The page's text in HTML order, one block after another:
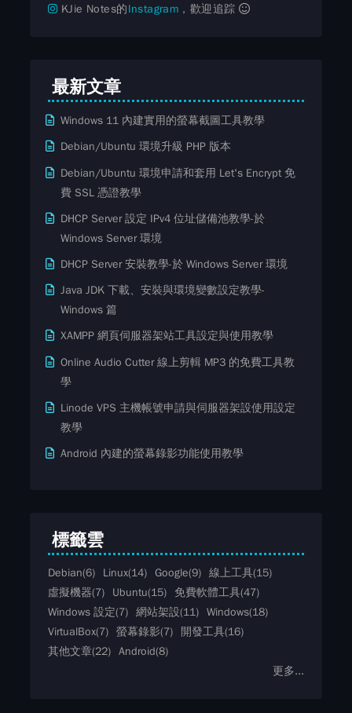
KJie Notes的Instagram ，歡迎追踪
最新文章
Windows 11 內建實用的螢幕截圖工具教學
Debian/Ubuntu 環境升級 PHP 版本
Debian/Ubuntu 環境申請和套用 Let's Encrypt 免
費​ SSL ​​憑證教學
DHCP Server 設定 IPv4 位址儲備池教學-於
Windows Server 環境
DHCP Server 安裝教學-於 Windows Server 環境
Java JDK 下載、安裝與環境變數設定教學-
Windows 篇
XAMPP 網頁伺服器架站工具設定與使用教學
Online Audio Cutter 線上剪輯 MP3 的免費工具教
學
Linode VPS 主機帳號申請與伺服器架設使用設定
教學
Android 內建的螢幕錄影功能使用教學
標籤雲
Debian(6) Linux(14) Google(9) 線上工具(15)
虛擬機器(7) Ubuntu(15) 免費軟體工具(47)
Windows 設定(7) 網站架設(11) Windows(18)
VirtualBox(7) 螢幕錄影(7) 開發工具(16)
其他文章(22) Android(8)
更多...